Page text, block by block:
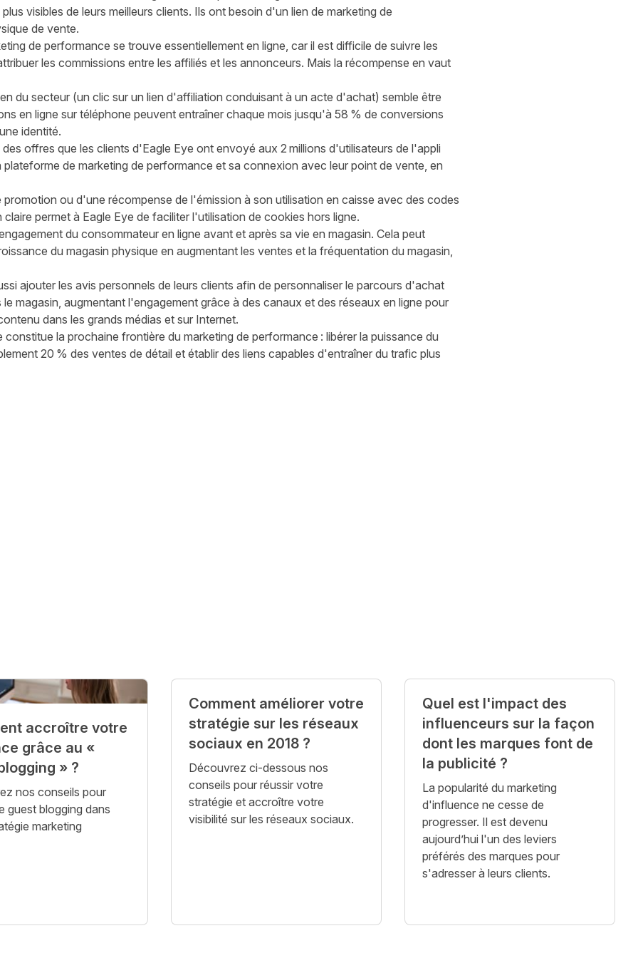
visibles de leurs meilleurs clients. Ils ont besoin d'un lien de marketing de
de vente.
de performance se trouve essentiellement en ligne, car il est difficile de suivre les
les commissions entre les affiliés et les annonceurs. Mais la récompense en vaut
du secteur (un clic sur un lien d'affiliation conduisant à un acte d'achat) semble être
en ligne sur téléphone peuvent entraîner chaque mois jusqu'à 58 % de conversions
identité.
offres que les clients d'Eagle Eye ont envoyé aux 2 millions d'utilisateurs de l'appli
plateforme de marketing de performance et sa connexion avec leur point de vente, en
promotion ou d'une récompense de l'émission à son utilisation en caisse avec des codes
claire permet à Eagle Eye de faciliter l'utilisation de cookies hors ligne.
du consommateur en ligne avant et après sa vie en magasin. Cela peut
du magasin physique en augmentant les ventes et la fréquentation du magasin,
ajouter les avis personnels de leurs clients afin de personnaliser le parcours d'achat
magasin, augmentant l'engagement grâce à des canaux et des réseaux en ligne pour
dans les grands médias et sur Internet.
la prochaine frontière du marketing de performance : libérer la puissance du
20 % des ventes de détail et établir des liens capables d'entraîner du trafic plus
accroître votre
grâce au «
» ?
nos conseils pour
guest blogging dans
marketing
Comment améliorer votre
stratégie sur les réseaux
sociaux en 2018 ?
Découvrez ci-dessous nos
conseils pour réussir votre
stratégie et accroître votre
visibilité sur les réseaux sociaux.
Quel est l'impact des
influenceurs sur la façon
dont les marques font de
la publicité ?
La popularité du marketing
d'influence ne cesse de
progresser. Il est devenu
aujourd’hui l'un des leviers
préférés des marques pour
s'adresser à leurs clients.